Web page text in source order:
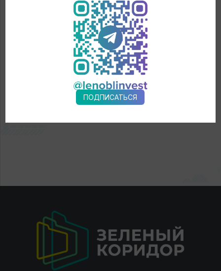
ПОДПИСАТЬСЯ